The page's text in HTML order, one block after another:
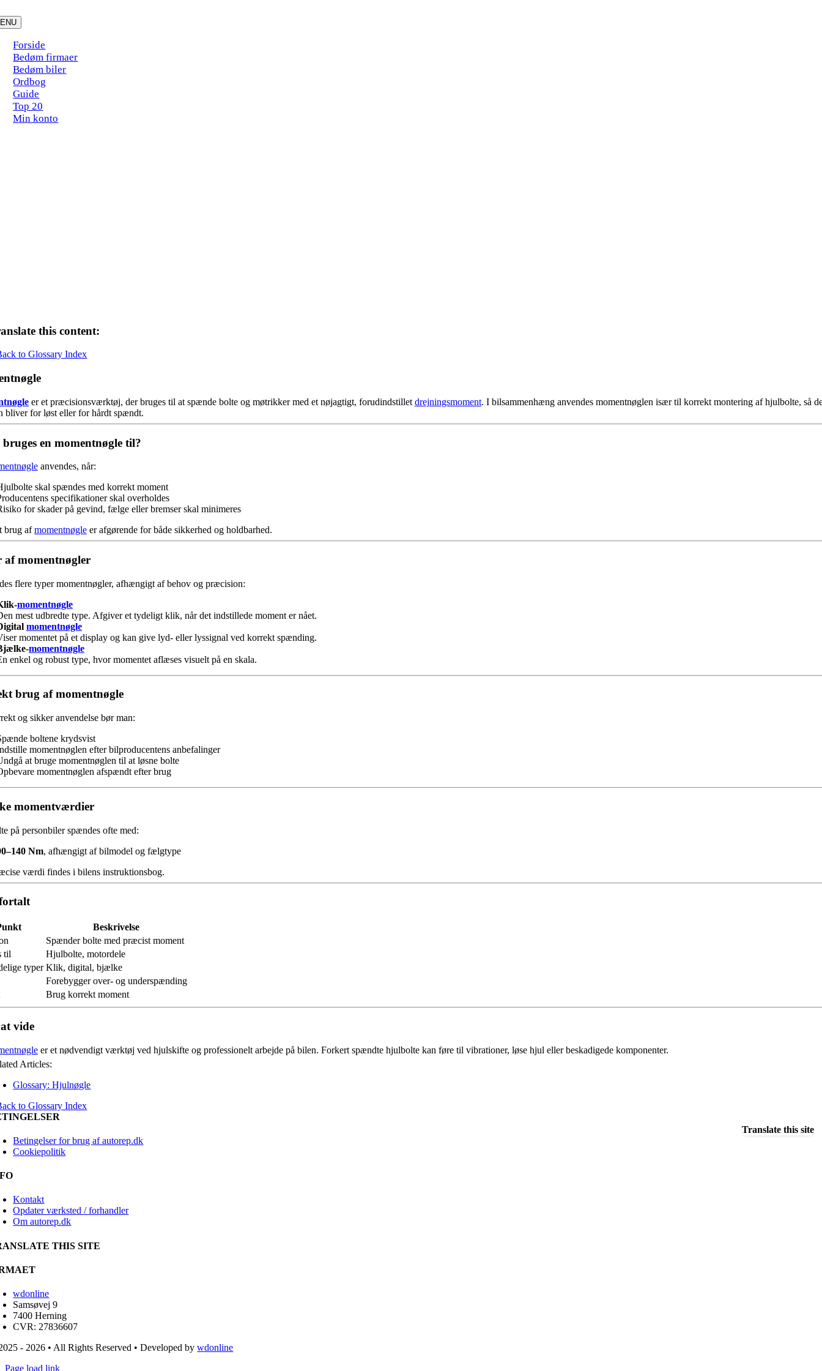
to
content
Forside
Bedøm firmaer
Bedøm biler
Ordbog
Guide
Top 20
Min konto
this content:
to Glossary Index
er et præcisionsværktøj, der bruges til at spænde bolte og møtrikker med et nøjagtigt, forudindstillet drejningsmoment. I bilsammenhæng anvendes momentnøglen især til korrekt montering af hjulbolte, så
bliver for løst eller for hårdt spændt.
en momentnøgle til?
anvendes, når:
skal spændes med korrekt moment
specifikationer skal overholdes
for skader på gevind, fælge eller bremser skal minimeres
brug afmomentnøgleer afgørende for både sikkerhed og holdbarhed.
af momentnøgler
flere typer momentnøgler, afhængigt af behov og præcision:
momentnøgle
mest udbredte type. Afgiver et tydeligt klik, når det indstillede moment er nået.
momentnøgle
momentet på et display og kan give lyd- eller lyssignal ved korrekt spænding.
momentnøgle
enkel og robust type, hvor momentet aflæses visuelt på en skala.
brug af momentnøgle
og sikker anvendelse bør man:
boltene krydsvist
momentnøglen efter bilproducentens anbefalinger
at bruge momentnøglen til at løsne bolte
momentnøglen afspændt efter brug
momentværdier
på personbiler spændes ofte med:
Nm, afhængigt af bilmodel og fælgtype
værdi findes i bilens instruktionsbog.
Beskrivelse
Spænder bolte med præcist moment
til
Hjulbolte, motordele
typer Klik, digital, bjælke
Forebygger over- og underspænding
Brug korrekt moment
vide
er et nødvendigt værktøj ved hjulskifte og professionelt arbejde på bilen. Forkert spændte hjulbolte kan føre til vibrationer, løse hjul eller beskadigede komponenter.
Articles:
Glossary: Hjulnøgle
to Glossary Index
Translate this site
Betingelser for brug af autorep.dk
Cookiepolitik
Kontakt
Opdater værksted / forhandler
Om autorep.dk
THIS SITE
wdonline
Samsøvej 9
7400 Herning
CVR: 27836607
- 2026 • All Rights Reserved • Developed bywdonline
Page load link